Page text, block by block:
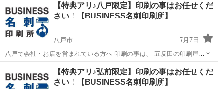
【特典アリ♪八戸限定】印刷の事はお任せくだ
さい！【BUSINESS名刺印刷所】
八戸市
7月7日
八戸で会社・お店を営まれている方へ 印刷の事は、 五反田の印刷屋
【BUSINESS名刺印刷所】にお任せください！ 個人事業主様、新規開
業の代表者様 大歓迎！ 名刺・ショップカード・ポイントカー
ド、、、 印刷...
その他 名刺
【特典アリ♪弘前限定】印刷の事はお任せくだ
さい！【BUSINESS名刺印刷所】